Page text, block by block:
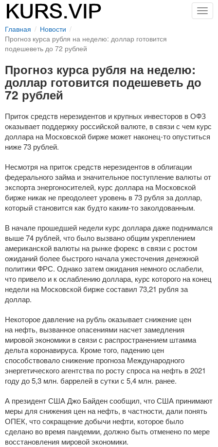
Главная
Новости
Прогноз курса рубля на неделю: доллар готовится
подешеветь до 72 рублей
Прогноз курса рубля на неделю:
доллар готовится подешеветь до
72 рублей
Приток средств нерезидентов и крупных инвесторов в ОФЗ
оказывает поддержку российской валюте, в связи с чем курс
доллара на Московской бирже может наконец-тоопуститься
ниже 73 рублей.
Несмотря на приток средств нерезидентов в облигации
федерального займа и значительное поступление валюты от
экспорта энергоносителей, курс доллара на Московской
бирже никак не преодолеет уровень в 73 рубля за доллар,
который становится как будто каким-тозаколдованным.
В начале прошедшей недели курс доллара даже поднимался
выше 74 рублей, что было вызвано общим укреплением
американской валюты на рынке форекс в связи с ростом
ожиданий более быстрого начала ужесточения денежной
политики ФРС. Однако затем ожидания немного ослабели,
что привело и к ослаблению доллара, курс которого на конец
недели на Московской бирже составил 73,21 рубля за
доллар.
Некоторое давление на рубль оказывает снижение цен
на нефть, вызванное опасениями насчет замедления
мировой экономики в связи с распространением штамма
дельта коронавируса. Кроме того, падению цен
способствовало снижение прогноза Международного
энергетического агентства по росту спроса на нефть в 2021
году до 5,3 млн. баррелей в сутки с 5,4 млн. ранее.
А президент США Джо Байден сообщил, что США принимают
меры для снижения цен на нефть, в частности, дали понять
ОПЕК, что сокращение добычи нефти, которое было
сделано во время пандемии, должно быть отменено по мере
восстановления мировой экономики.